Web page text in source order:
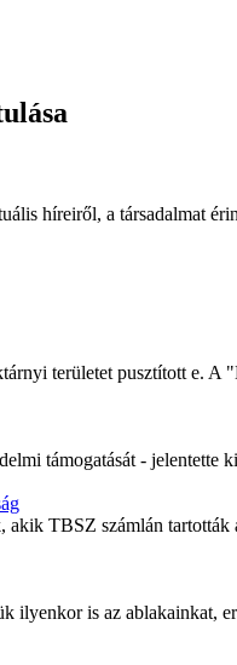
híreiről, a társadalmat
területet pusztított e.
támogatását - jelentette
TBSZ számlán
ilyenkor is az ablakainkat,